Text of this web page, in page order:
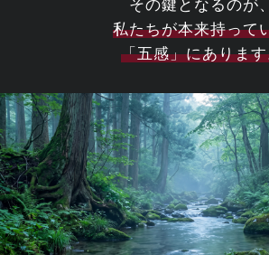
その鍵となるのが、
私たちが本来持って
「五感」にありま